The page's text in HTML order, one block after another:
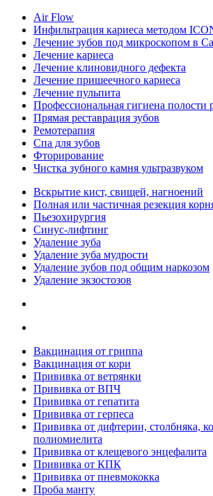
Air Flow
Инфильтрация кариеса методом
Лечение зубов под микроскопом в
Лечение кариеса
Лечение клиновидного дефекта
Лечение пришеечного кариеса
Лечение пульпита
Профессиональная гигиена полости
Прямая реставрация зубов
Ремотерапия
Спа для зубов
Фторирование
Чистка зубного камня ультразвуком
Вскрытие кист, свищей, нагноений
Полная или частичная резекция
Пьезохирургия
Синус-лифтинг
Удаление зуба
Удаление зуба мудрости
Удаление зубов под общим наркозом
Удаление экзостозов
Вакцинация от гриппа
Вакцинация от кори
Прививка от ветрянки
Прививка от ВПЧ
Прививка от гепатита
Прививка от герпеса
Прививка от дифтерии, столбняка,
полиомиелита
Прививка от клещевого энцефалита
Прививка от КПК
Прививка от пневмококка
Проба манту